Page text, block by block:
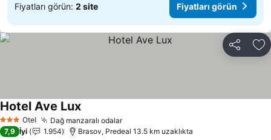
Fiyatları görün: 2 site Fiyatları görün
Paylaş
3 YıldızOtel Dağ manzaralı odalarFiyatları görün
Hotel Ave LuxFiyatları görün
7,9 İyi 1.954 Brasov, Predeal 13.5 km uzaklıkta